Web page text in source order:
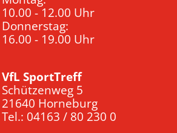
10.00 - 12.00 Uhr
Donnerstag:
16.00 - 19.00 Uhr
VfL SportTreff
Schützenweg 5
21640 Horneburg
Tel.: 04163 / 80 230 0